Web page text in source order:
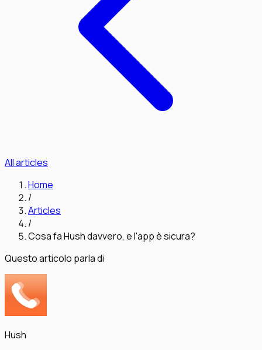
All articles
Home
/
Articles
/
Cosa fa Hush davvero, e l'app è sicura?
Questo articolo parla di
Hush